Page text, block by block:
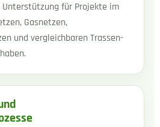
Unterstützung für Projekte im
Gasnetzen,
und vergleichbaren Trassen-